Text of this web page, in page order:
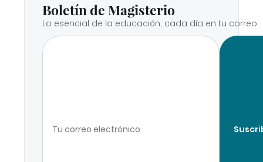
Boletín de Magisterio
Lo esencial de la educación, cada día en tu correo.